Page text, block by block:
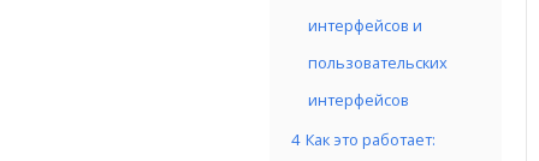
интерфейсов и
пользовательских
интерфейсов
4 Как это работает: